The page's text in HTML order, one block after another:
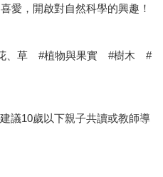
愛，開啟對自然科學的興趣！
、草 #植物與果實 #樹木 #
議10歲以下親子共讀或教師導